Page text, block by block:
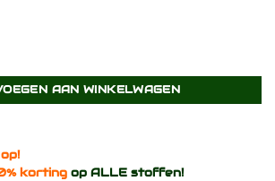
- Per meter/Max. 10 meter - blauw + licht
AAN WINKELWAGEN
korting op ALLE stoffen!